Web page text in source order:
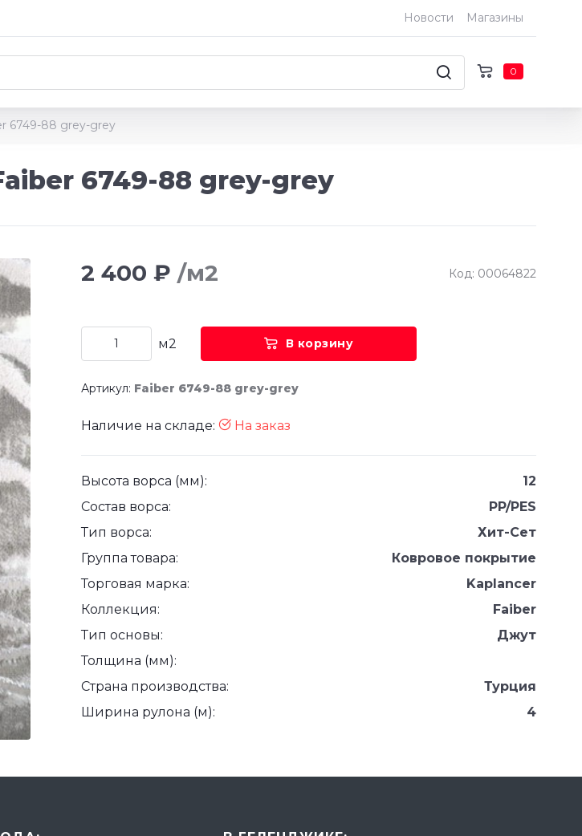
Новости Магазины
0
6749-88 grey-grey
6749-88 grey-grey
2 400 ₽ /м2 Код: 00064822
м2 В корзину
Артикул: Faiber 6749-88 grey-grey
Наличие на складе: На заказ
Высота ворса (мм):
12
Состав ворса:
PP/PES
Тип ворса:
Хит-Сет
Группа товара:
Ковровое покрытие
Торговая марка:
Kaplancer
Коллекция:
Faiber
Тип основы:
Джут
Толщина (мм):
Страна производства:
Турция
Ширина рулона (м):
4